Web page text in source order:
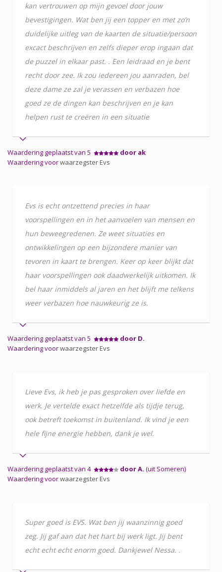
kan vertrouwen op mijn gevoel door jouw
bevestigingen. Wat ben jij een topper en met zo’n
duidelijke uitleg van de kaarten de situatie/persoon
excact beschrijven en zelfs dieper erop ingaan dat
de puzzel in elkaar past. . Een leidraad en je bent
recht door zee. Ik zou iedereen jou aanraden, bel
deze dame ze zal je verassen en verbazen hoe
goed ze de dingen kan beschrijven en je kan
helpen rust te creëren in een situatie
Waardering geplaatst van 5
door ak
Waardering voorwaarzegster Evs
Evs is echt ontzettend precies in haar
voorspellingen en in het aanvoelen van mensen en
hun beweegredenen. Ze weet situaties en
ontwikkelingen op een bijzondere manier van
tevoren in kaart te brengen. Keer op keer blijkt dat
haar voorspellingen ook daadwerkelijk uitkomen. Ik
bel haar inmiddels al jaren en het blijft me telkens
weer verbazen hoe nauwkeurig ze is.
Waardering geplaatst van 5
door D.
Waardering voorwaarzegster Evs
Lieve Evs, ik heb je pas gesproken over liefde en
werk. Je vertelde exact hetzelfde als tijdje terug,
ook betreft toekomst in buitenland. Ik vind je een
hele fijne energie hebben, dank je wel.
Waardering geplaatst van 4 door A. (uit Someren)
Waardering voorwaarzegster Evs
Super goed is EVS. Wat ben jij waanzinnig goed
zeg. Jij gaf aan dat het hart bij werk ligt. Jij bent
echt echt echt enorm goed. Dankjewel Nessa. .